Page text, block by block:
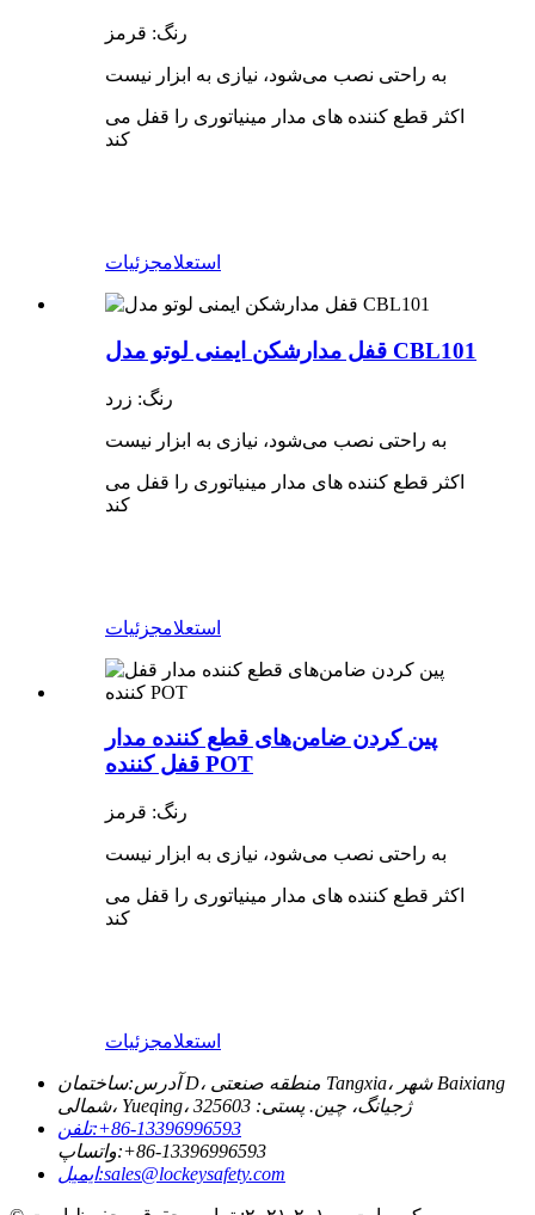
رنگ: قرمز
به راحتی نصب می‌شود، نیازی به ابزار نیست
اکثر قطع کننده های مدار مینیاتوری را قفل می
کند
استعلامجزئیات
قفل مدارشکن ایمنی لوتو مدل CBL101
رنگ: زرد
به راحتی نصب می‌شود، نیازی به ابزار نیست
اکثر قطع کننده های مدار مینیاتوری را قفل می
کند
استعلامجزئیات
پین کردن ضامن‌های قطع کننده مدار
قفل کننده POT
رنگ: قرمز
به راحتی نصب می‌شود، نیازی به ابزار نیست
اکثر قطع کننده های مدار مینیاتوری را قفل می
کند
استعلامجزئیات
آدرس:ساختمان D، منطقه صنعتی Tangxia، شهر Baixiang
شمالی، Yueqing، ژجیانگ، چین. پستی: 325603
تلفن:‎+86-13396996593‎
واتساپ:‎+86-13396996593‎
ایمیل:sales@lockeysafety.com